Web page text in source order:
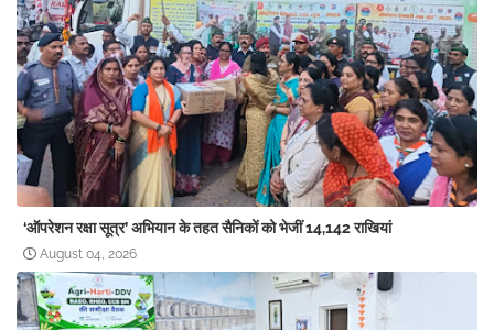
‘ऑपरेशन रक्षा सूत्र’ अभियान के तहत सैनिकों को भेजीं 14,142 राखियां
August 04, 2026